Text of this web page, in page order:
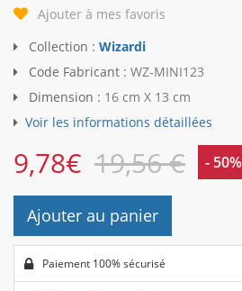
Ajouter à mes favoris
Collection : Wizardi
Code Fabricant : WZ-MINI123
Dimension : 16 cm X 13 cm
Voir les informations détaillées
9,78€ 19,56 € - 50%
Ajouter au panier
Paiement 100% sécurisé